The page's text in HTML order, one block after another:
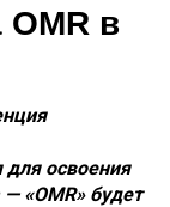
в
для освоения
«OMR» будет